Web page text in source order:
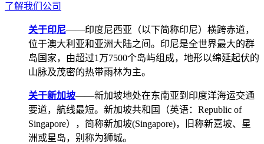
了解我们公司
关于印尼——印度尼西亚（以下简称印尼）横跨赤道，
位于澳大利亚和亚洲大陆之间。印尼是全世界最大的群
岛国家，由超过1万7500个岛屿组成，地形以绵延起伏的
山脉及茂密的热带雨林为主。
关于新加坡——新加坡地处在东南亚到印度洋海运交通
要道，航线最短。新加坡共和国（英语：Republic of
Singapore），简称新加坡(Singapore)，旧称新嘉坡、星
洲或星岛，别称为狮城。